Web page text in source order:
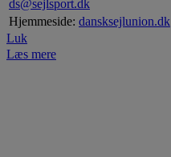
ds@sejlsport.dk
Hjemmeside: dansksejlunion.dk
Luk
Læs mere